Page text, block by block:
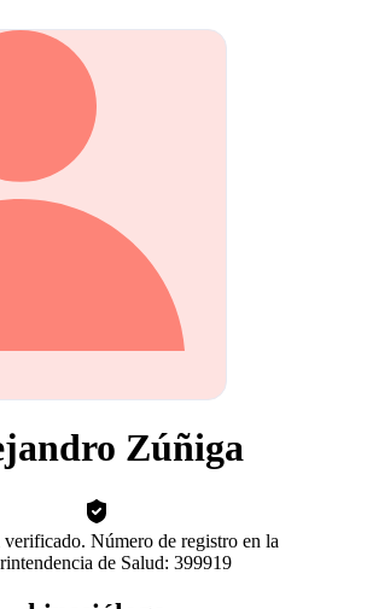
Zúñiga
Número de registro en la
de Salud: 399919